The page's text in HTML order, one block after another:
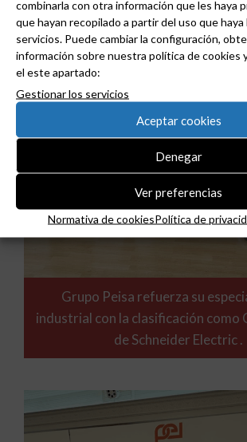
combinarla con otra información que les haya
que hayan recopilado a partir del uso que
servicios. Puede cambiar la configuración,
información sobre nuestra política de cookies
el este apartado:
Gestionar los servicios
Aceptar cookies
Denegar
Ver preferencias
Normativa de cookiesPolítica de
Grupo Peisa refuerza su
industrial con la clasificación como
de Schneider Electric .